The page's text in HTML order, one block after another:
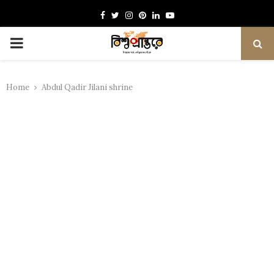
Facebook
TwitterInstagram
Pinterest
LinkedinYoutube
PRIMARY
Home Abdul Qadir Jilani shrine